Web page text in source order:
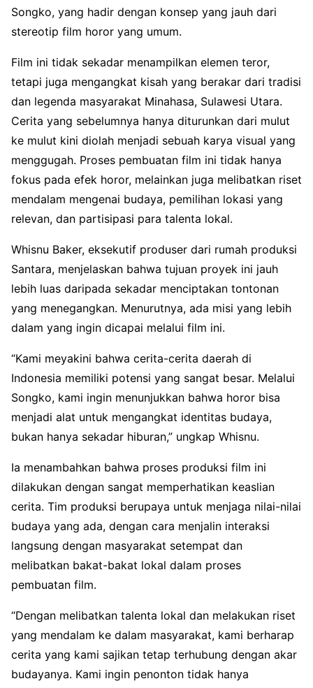
Songko, yang hadir dengan konsep yang jauh dari
stereotip film horor yang umum.
Film ini tidak sekadar menampilkan elemen teror,
tetapi juga mengangkat kisah yang berakar dari tradisi
dan legenda masyarakat Minahasa, Sulawesi Utara.
Cerita yang sebelumnya hanya diturunkan dari mulut
ke mulut kini diolah menjadi sebuah karya visual yang
menggugah. Proses pembuatan film ini tidak hanya
fokus pada efek horor, melainkan juga melibatkan riset
mendalam mengenai budaya, pemilihan lokasi yang
relevan, dan partisipasi para talenta lokal.
Whisnu Baker, eksekutif produser dari rumah produksi
Santara, menjelaskan bahwa tujuan proyek ini jauh
lebih luas daripada sekadar menciptakan tontonan
yang menegangkan. Menurutnya, ada misi yang lebih
dalam yang ingin dicapai melalui film ini.
“Kami meyakini bahwa cerita-cerita daerah di
Indonesia memiliki potensi yang sangat besar. Melalui
Songko, kami ingin menunjukkan bahwa horor bisa
menjadi alat untuk mengangkat identitas budaya,
bukan hanya sekadar hiburan,” ungkap Whisnu.
Ia menambahkan bahwa proses produksi film ini
dilakukan dengan sangat memperhatikan keaslian
cerita. Tim produksi berupaya untuk menjaga nilai-nilai
budaya yang ada, dengan cara menjalin interaksi
langsung dengan masyarakat setempat dan
melibatkan bakat-bakat lokal dalam proses
pembuatan film.
“Dengan melibatkan talenta lokal dan melakukan riset
yang mendalam ke dalam masyarakat, kami berharap
cerita yang kami sajikan tetap terhubung dengan akar
budayanya. Kami ingin penonton tidak hanya